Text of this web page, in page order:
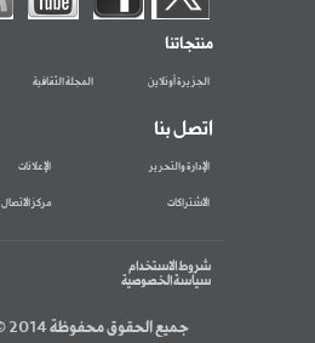
منتجاتنا
الجزيرة أونلاين المجلة الثقافية
اتصل بنا
الإدارة والتحرير الإعلانات
الاشتراكات مركز الاتصال
شروط الاستخدام
سياسة الخصوصية
جميع الحقوق محفوظة 2014 © الجزيرة